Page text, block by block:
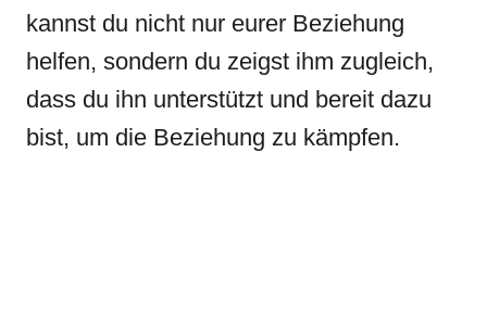
kannst du nicht nur eurer Beziehung
helfen, sondern du zeigst ihm zugleich,
dass du ihn unterstützt und bereit dazu
bist, um die Beziehung zu kämpfen.